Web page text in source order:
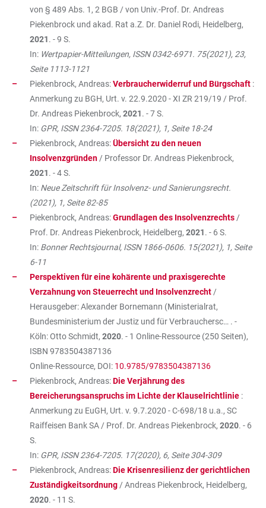
von § 489 Abs. 1, 2 BGB / von Univ.-Prof. Dr. Andreas
Piekenbrock und akad. Rat a.Z. Dr. Daniel Rodi, Heidelberg,
2021. - 9 S.
In: Wertpapier-Mitteilungen, ISSN 0342-6971. 75(2021), 23,
Seite 1113-1121
Piekenbrock, Andreas:Verbraucherwiderruf und Bürgschaft :
Anmerkung zu BGH, Urt. v. 22.9.2020 - XI ZR 219/19 / Prof.
Dr. Andreas Piekenbrock, 2021. - 7 S.
In: GPR, ISSN 2364-7205. 18(2021), 1, Seite 18-24
Piekenbrock, Andreas:Übersicht zu den neuen
Insolvenzgründen / Professor Dr. Andreas Piekenbrock,
2021. - 4 S.
In: Neue Zeitschrift für Insolvenz- und Sanierungsrecht.
(2021), 1, Seite 82-85
Piekenbrock, Andreas:Grundlagen des Insolvenzrechts /
Prof. Dr. Andreas Piekenbrock, Heidelberg, 2021. - 6 S.
In: Bonner Rechtsjournal, ISSN 1866-0606. 15(2021), 1, Seite
6-11
Perspektiven für eine kohärente und praxisgerechte
Verzahnung von Steuerrecht und Insolvenzrecht /
Herausgeber: Alexander Bornemann (Ministerialrat,
Bundesministerium der Justiz und für Verbrauchersc… . -
Köln: Otto Schmidt, 2020. - 1 Online-Ressource (250 Seiten),
ISBN 9783504387136
Online-Ressource, DOI: 10.9785/9783504387136
Piekenbrock, Andreas:Die Verjährung des
Bereicherungsanspruchs im Lichte der Klauselrichtlinie :
Anmerkung zu EuGH, Urt. v. 9.7.2020 - C-698/18 u.a., SC
Raiffeisen Bank SA / Prof. Dr. Andreas Piekenbrock, 2020. - 6
S.
In: GPR, ISSN 2364-7205. 17(2020), 6, Seite 304-309
Piekenbrock, Andreas:Die Krisenresilienz der gerichtlichen
Zuständigkeitsordnung / Andreas Piekenbrock, Heidelberg,
2020. - 11 S.